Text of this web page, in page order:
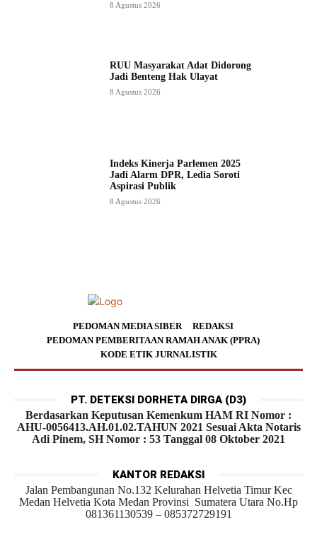
8 Agustus 2026
RUU Masyarakat Adat Didorong
Jadi Benteng Hak Ulayat
8 Agustus 2026
Indeks Kinerja Parlemen 2025
Jadi Alarm DPR, Ledia Soroti
Aspirasi Publik
8 Agustus 2026
PEDOMAN MEDIA SIBER
REDAKSI
PEDOMAN PEMBERITAAN RAMAH ANAK (PPRA)
KODE ETIK JURNALISTIK
PT. DETEKSI DORHETA DIRGA (D3)
Berdasarkan Keputusan Kemenkum HAM RI Nomor :
AHU-0056413.AH.01.02.TAHUN 2021 Sesuai Akta Notaris
Adi Pinem, SH Nomor : 53 Tanggal 08 Oktober 2021
KANTOR REDAKSI
Jalan Pembangunan No.132 Kelurahan Helvetia Timur Kec
Medan Helvetia Kota Medan Provinsi Sumatera Utara No.Hp
081361130539 – 085372729191